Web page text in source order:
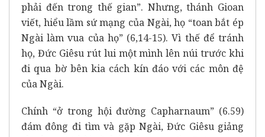
phải đến trong thế gian”. Nhưng, thánh Gioan
viết, hiểu lầm sứ mạng của Ngài, họ “toan bắt ép
Ngài làm vua của họ” (6,14-15). Vì thế để tránh
họ, Đức Giêsu rút lui một mình lên núi trước khi
đi qua bờ bên kia cách kín đáo với các môn đệ
của Ngài.
Chính “ở trong hội đường Capharnaum” (6.59)
đám đông đi tìm và gặp Ngài, Đức Giêsu giảng